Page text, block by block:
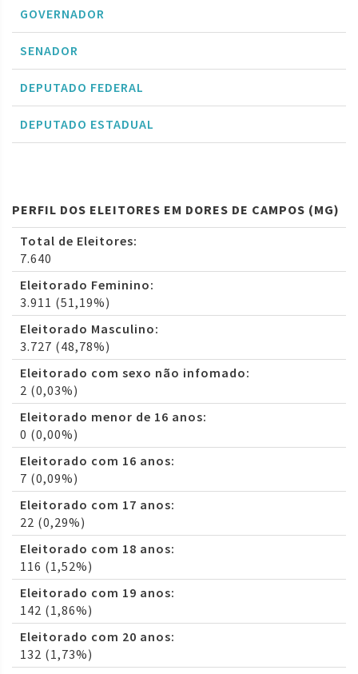
GOVERNADOR
SENADOR
DEPUTADO FEDERAL
DEPUTADO ESTADUAL
PERFIL DOS ELEITORES EM DORES DE CAMPOS (MG)
Total de Eleitores:
7.640
Eleitorado Feminino:
3.911 (51,19%)
Eleitorado Masculino:
3.727 (48,78%)
Eleitorado com sexo não infomado:
2 (0,03%)
Eleitorado menor de 16 anos:
0 (0,00%)
Eleitorado com 16 anos:
7 (0,09%)
Eleitorado com 17 anos:
22 (0,29%)
Eleitorado com 18 anos:
116 (1,52%)
Eleitorado com 19 anos:
142 (1,86%)
Eleitorado com 20 anos:
132 (1,73%)